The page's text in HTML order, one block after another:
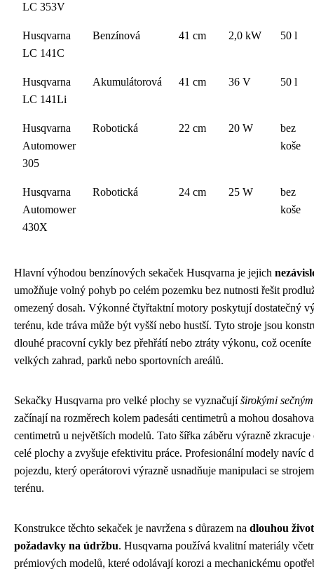
LC 353V
Husqvarna
LC 141C
Benzínová 41 cm 2,0 kW 50 l
Husqvarna
LC 141Li
Akumulátorová 41 cm 36 V 50 l
Husqvarna
Automower
305
Robotická 22 cm 20 W
bez
koše
Husqvarna
Automower
430X
Robotická 24 cm 25 W
bez
koše
Hlavní výhodou benzínových sekaček Husqvarna je jejich
umožňuje volný pohyb po celém pozemku bez nutnosti řešit
omezený dosah. Výkonné čtyřtaktní motory poskytují dostatečný
terénu, kde tráva může být vyšší nebo hustší. Tyto stroje jsou
dlouhé pracovní cykly bez přehřátí nebo ztráty výkonu, což
velkých zahrad, parků nebo sportovních areálů.
Sekačky Husqvarna pro velké plochy se vyznačujíširokými
začínají na rozměrech kolem padesáti centimetrů a mohou
centimetrů u největších modelů. Tato šířka záběru výrazně
celé plochy a zvyšuje efektivitu práce. Profesionální modely navíc
pojezdu, který operátorovi výrazně usnadňuje manipulaci se
terénu.
Konstrukce těchto sekaček je navržena s důrazem na dlouhou
požadavky na údržbu. Husqvarna používá kvalitní materiály
prémiových modelů, které odolávají korozi a mechanickému